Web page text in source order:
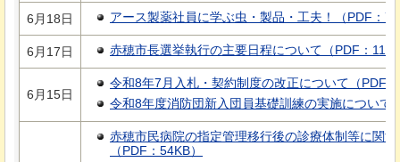
6月18日 アース製薬社員に学ぶ虫・製品・工夫！（PDF：
6月17日 赤穂市長選挙執行の主要日程について（PDF：
6月15日
令和8年7月入札・契約制度の改正について（PDF
令和8年度消防団新入団員基礎訓練の実施について
赤穂市民病院の指定管理移行後の診療体制等に関
（PDF：54KB）